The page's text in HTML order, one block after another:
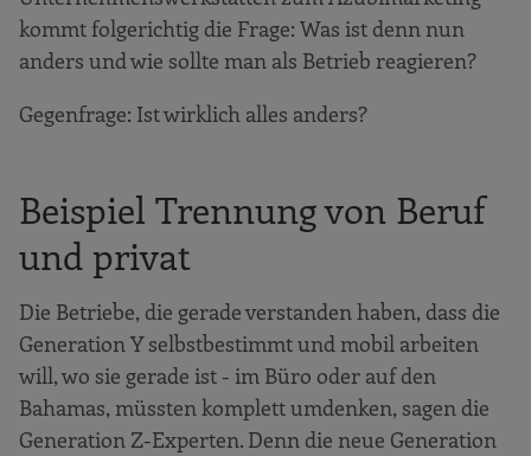
kommt folgerichtig die Frage: Was ist denn nun
anders und wie sollte man als Betrieb reagieren?
Gegenfrage: Ist wirklich alles anders?
Beispiel Trennung von Beruf
und privat
Die Betriebe, die gerade verstanden haben, dass die
Generation Y selbstbestimmt und mobil arbeiten
will, wo sie gerade ist - im Büro oder auf den
Bahamas, müssten komplett umdenken, sagen die
Generation Z-Experten. Denn die neue Generation